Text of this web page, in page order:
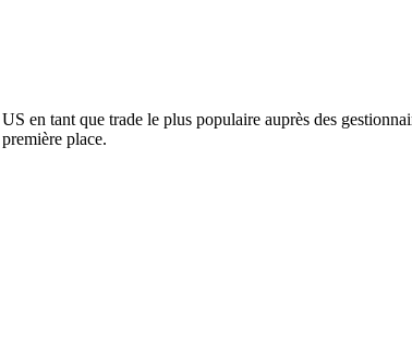
en tant que trade le plus populaire auprès des
place.